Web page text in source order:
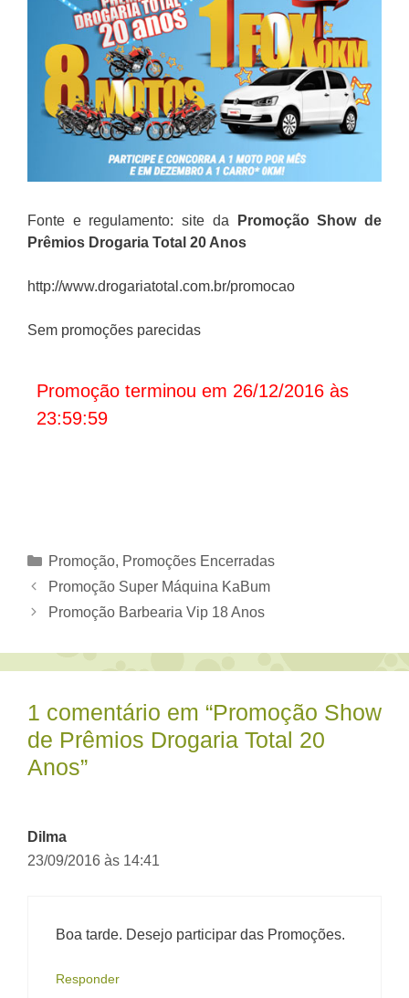
Fonte e regulamento: site da PromoçãoShow de
Prêmios Drogaria Total 20 Anos
http://www.drogariatotal.com.br/promocao
Sem promoções parecidas
Promoção terminou em 26/12/2016 às
23:59:59
Categorias
Promoção, Promoções Encerradas
Promoção Super Máquina KaBum
Promoção Barbearia Vip 18 Anos
1 comentário em “Promoção Show
de Prêmios Drogaria Total 20
Anos”
Dilma
23/09/2016 às 14:41
Boa tarde. Desejo participar das Promoções.
Responder